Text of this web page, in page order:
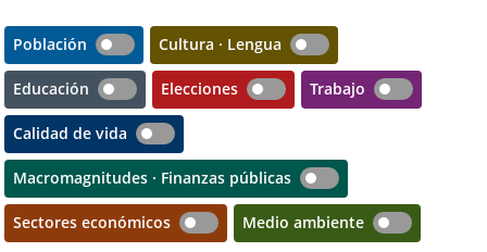
Población Cultura · Lengua
Educación Elecciones Trabajo
Calidad de vida
Macromagnitudes · Finanzas públicas
Sectores económicos Medio ambiente